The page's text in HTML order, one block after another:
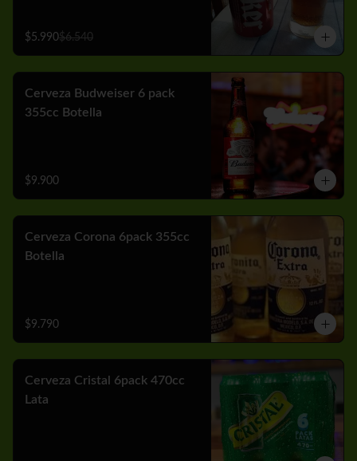
$5.990$6.540
Cerveza Budweiser 6 pack
355cc Botella
$9.900
Cerveza Corona 6pack 355cc
Botella
$9.790
Cerveza Cristal 6pack 470cc
Lata